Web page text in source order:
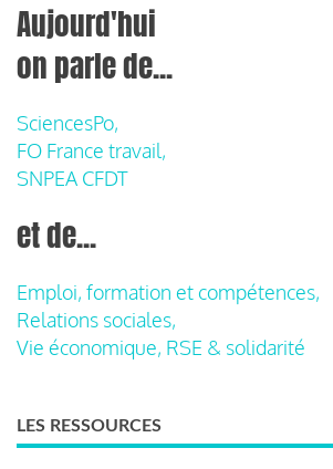
Aujourd'hui
on parle de...
SciencesPo,
FO France travail,
SNPEA CFDT
et de...
Emploi, formation et compétences,
Relations sociales,
Vie économique, RSE & solidarité
LES RESSOURCES